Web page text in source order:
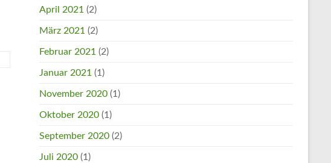
April 2021 (2)
März 2021 (2)
Februar 2021 (2)
Januar 2021 (1)
November 2020 (1)
Oktober 2020 (1)
September 2020 (2)
Juli 2020 (1)